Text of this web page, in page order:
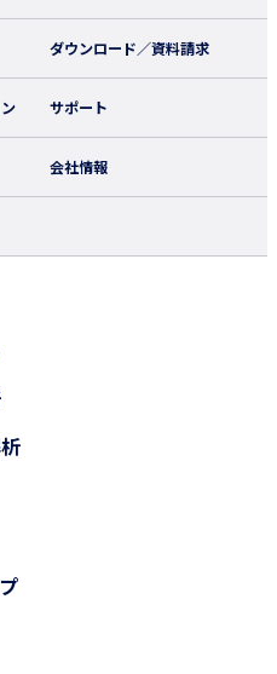
ダウンロード／資料請求
サポート
会社情報